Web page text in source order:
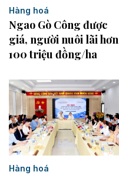
Hàng hoá
Ngao Gò Công được
giá, người nuôi lãi hơn
100 triệu đồng/ha
Hàng hoá